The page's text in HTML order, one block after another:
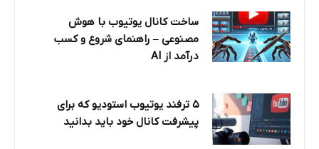
ساخت کانال یوتیوب با هوش
مصنوعی – راهنمای شروع و کسب
درآمد از AI
۵ ترفند یوتیوب استودیو که برای
پیشرفت کانال خود باید بدانید